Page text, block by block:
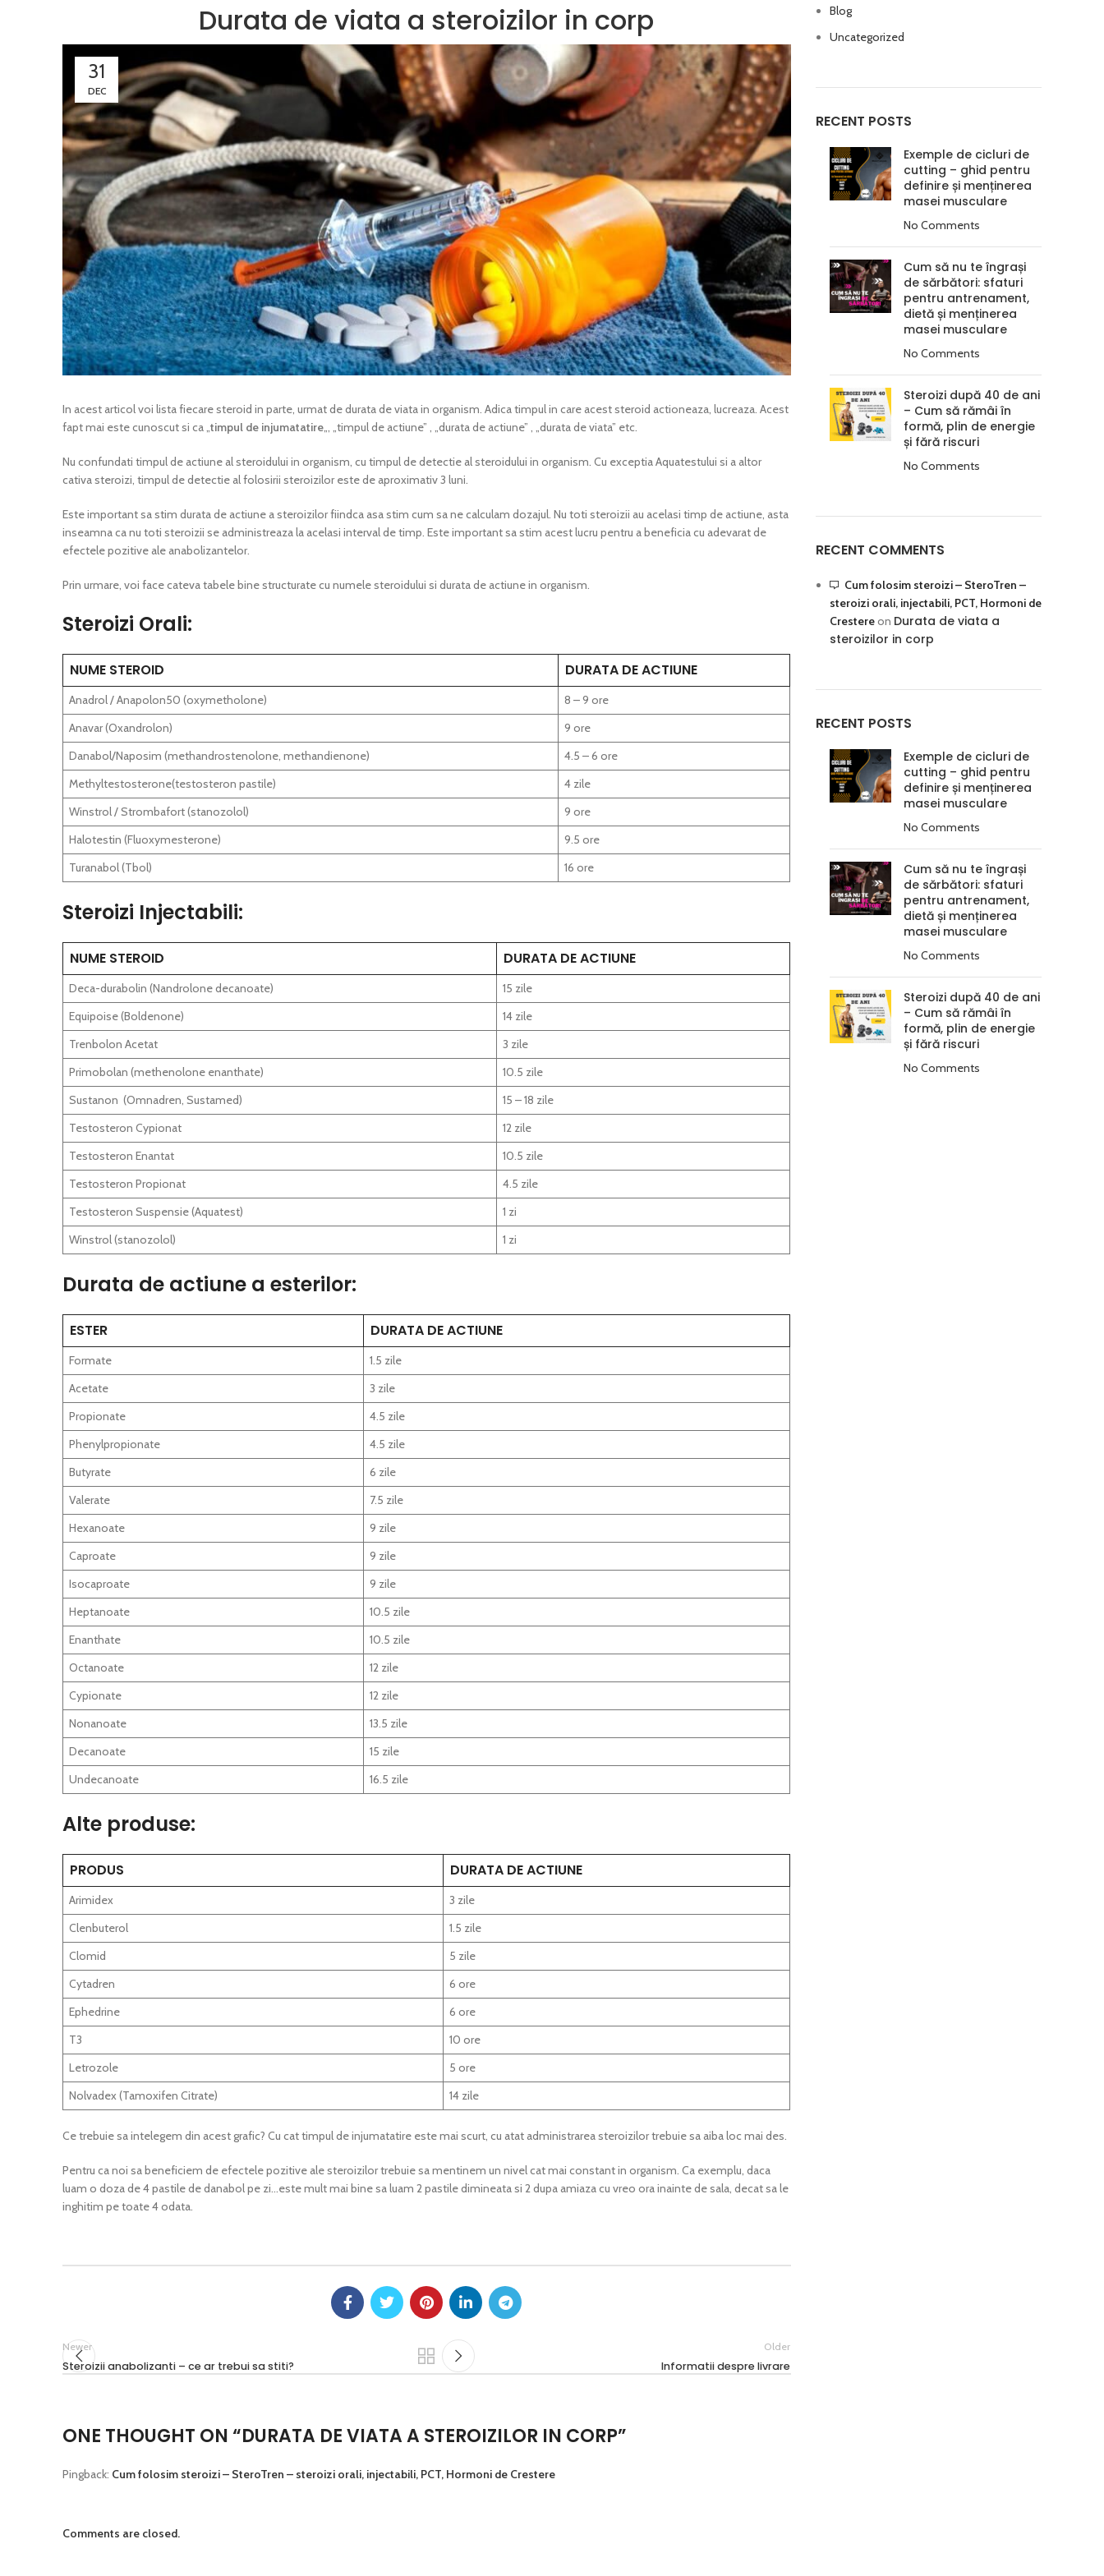
Durata de viata a steroizilor in corp
31
DEC
In acest articol voi lista fiecare steroid in parte, urmat de durata de viata in organism. Adica timpul in care acest steroid actioneaza, lucreaza. Acest
fapt mai este cunoscut si ca „ timpul de injumatatire „, „timpul de actiune” , „durata de actiune” , „durata de viata” etc.
Nu confundati timpul de actiune al steroidului in organism, cu timpul de detectie al steroidului in organism. Cu exceptia Aquatestului si a altor
cativa steroizi, timpul de detectie al folosirii steroizilor este de aproximativ 3 luni.
Este important sa stim durata de actiune a steroizilor fiindca asa stim cum sa ne calculam dozajul. Nu toti steroizii au acelasi timp de actiune, asta
inseamna ca nu toti steroizii se administreaza la acelasi interval de timp. Este important sa stim acest lucru pentru a beneficia cu adevarat de
efectele pozitive ale anabolizantelor.
Prin urmare, voi face cateva tabele bine structurate cu numele steroidului si durata de actiune in organism.
Steroizi Orali:
NUME STEROID DURATA DE ACTIUNE
Anadrol / Anapolon50 (oxymetholone)
8 – 9 ore
Anavar (Oxandrolon)
9 ore
Danabol/Naposim (methandrostenolone, methandienone)
4.5 – 6 ore
Methyltestosterone(testosteron pastile)
4 zile
Winstrol / Strombafort (stanozolol)
9 ore
Halotestin (Fluoxymesterone)
9.5 ore
Turanabol (Tbol)
16 ore
Steroizi Injectabili:
NUME STEROID DURATA DE ACTIUNE
Deca-durabolin (Nandrolone decanoate)
15 zile
Equipoise (Boldenone)
14 zile
Trenbolon Acetat
3 zile
Primobolan (methenolone enanthate)
10.5 zile
Sustanon (Omnadren, Sustamed)
15 – 18 zile
Testosteron Cypionat
12 zile
Testosteron Enantat
10.5 zile
Testosteron Propionat
4.5 zile
Testosteron Suspensie (Aquatest)
1 zi
Winstrol (stanozolol)
1 zi
Durata de actiune a esterilor:
ESTER DURATA DE ACTIUNE
Formate
1.5 zile
Acetate
3 zile
Propionate
4.5 zile
Phenylpropionate
4.5 zile
Butyrate
6 zile
Valerate
7.5 zile
Hexanoate
9 zile
Caproate
9 zile
Isocaproate
9 zile
Heptanoate
10.5 zile
Enanthate
10.5 zile
Octanoate
12 zile
Cypionate
12 zile
Nonanoate
13.5 zile
Decanoate
15 zile
Undecanoate
16.5 zile
Alte produse:
PRODUS DURATA DE ACTIUNE
Arimidex
3 zile
Clenbuterol
1.5 zile
Clomid
5 zile
Cytadren
6 ore
Ephedrine
6 ore
T3
10 ore
Letrozole
5 ore
Nolvadex (Tamoxifen Citrate)
14 zile
Ce trebuie sa intelegem din acest grafic? Cu cat timpul de injumatatire este mai scurt, cu atat administrarea steroizilor trebuie sa aiba loc mai des.
Pentru ca noi sa beneficiem de efectele pozitive ale steroizilor trebuie sa mentinem un nivel cat mai constant in organism. Ca exemplu, daca
luam o doza de 4 pastile de danabol pe zi…este mult mai bine sa luam 2 pastile dimineata si 2 dupa amiaza cu vreo ora inainte de sala, decat sa le
inghitim pe toate 4 odata.
Newer
Steroizii anabolizanti – ce ar trebui sa stiti?
Older
Informatii despre livrare
ONE THOUGHT ON “DURATA DE VIATA A STEROIZILOR IN CORP”
Pingback: Cum folosim steroizi – SteroTren – steroizi orali, injectabili, PCT, Hormoni de Crestere
Comments are closed.
Blog
Uncategorized
RECENT POSTS
Exemple de cicluri de
cutting – ghid pentru
definire și menținerea
masei musculare
No Comments
Cum să nu te îngrași
de sărbători: sfaturi
pentru antrenament,
dietă și menținerea
masei musculare
No Comments
Steroizi după 40 de ani
– Cum să rămâi în
formă, plin de energie
și fără riscuri
No Comments
RECENT COMMENTS
Cum folosim steroizi – SteroTren –
steroizi orali, injectabili, PCT, Hormoni de
Crestereon Durata de viata a
steroizilor in corp
RECENT POSTS
Exemple de cicluri de
cutting – ghid pentru
definire și menținerea
masei musculare
No Comments
Cum să nu te îngrași
de sărbători: sfaturi
pentru antrenament,
dietă și menținerea
masei musculare
No Comments
Steroizi după 40 de ani
– Cum să rămâi în
formă, plin de energie
și fără riscuri
No Comments